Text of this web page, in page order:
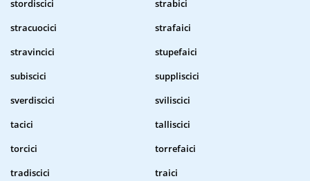
stordiscici
strabici
stracuocici
strafaici
stravincici
stupefaici
subiscici
suppliscici
sverdiscici
sviliscici
tacici
talliscici
torcici
torrefaici
tradiscici
traici